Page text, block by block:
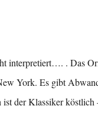
interpretiert…. . Das
York. Es gibt
der Klassiker